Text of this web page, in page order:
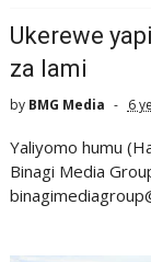
Ukerewe
za lami
by BMG Media 6
Yaliyomo humu
Binagi Media